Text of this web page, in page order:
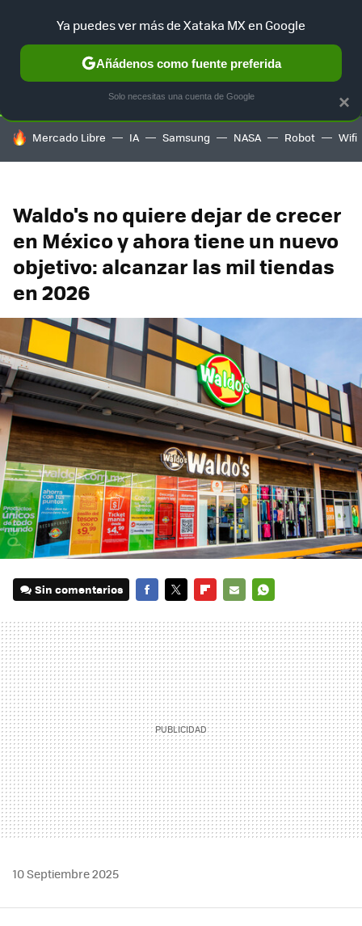
SELECCIÓN GAMING HOME AUTO TERRITORIO
HOY SE HABLA DE
Mercado Libre IA Samsung NASA Robot Wifi
Waldo's no quiere dejar de crecer
en México y ahora tiene un nuevo
objetivo: alcanzar las mil tiendas
en 2026
Sin comentarios
MAIL
10 Septiembre 2025
×
Ya puedes ver más de Xataka MX en Google
Añádenos como fuente preferida
Solo necesitas una cuenta de Google